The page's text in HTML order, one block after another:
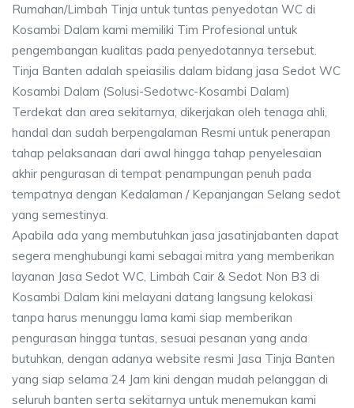
Rumahan/Limbah Tinja untuk tuntas penyedotan WC di
Kosambi Dalam kami memiliki Tim Profesional untuk
pengembangan kualitas pada penyedotannya tersebut.
Tinja Banten adalah speiasilis dalam bidang jasa Sedot WC
Kosambi Dalam (Solusi-Sedotwc-Kosambi Dalam)
Terdekat dan area sekitarnya, dikerjakan oleh tenaga ahli,
handal dan sudah berpengalaman Resmi untuk penerapan
tahap pelaksanaan dari awal hingga tahap penyelesaian
akhir pengurasan di tempat penampungan penuh pada
tempatnya dengan Kedalaman / Kepanjangan Selang sedot
yang semestinya.
Apabila ada yang membutuhkan jasa jasatinjabanten dapat
segera menghubungi kami sebagai mitra yang memberikan
layanan Jasa Sedot WC, Limbah Cair & Sedot Non B3 di
Kosambi Dalam kini melayani datang langsung kelokasi
tanpa harus menunggu lama kami siap memberikan
pengurasan hingga tuntas, sesuai pesanan yang anda
butuhkan, dengan adanya website resmi Jasa Tinja Banten
yang siap selama 24 Jam kini dengan mudah pelanggan di
seluruh banten serta sekitarnya untuk menemukan kami